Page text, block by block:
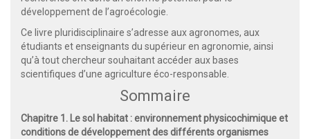
développement de l’agroécologie.
Ce livre pluridisciplinaire s’adresse aux agronomes, aux
étudiants et enseignants du supérieur en agronomie, ainsi
qu’à tout chercheur souhaitant accéder aux bases
scientifiques d’une agriculture éco-responsable.
Sommaire
Chapitre 1. Le sol habitat : environnement physicochimique et
conditions de développement des différents organismes